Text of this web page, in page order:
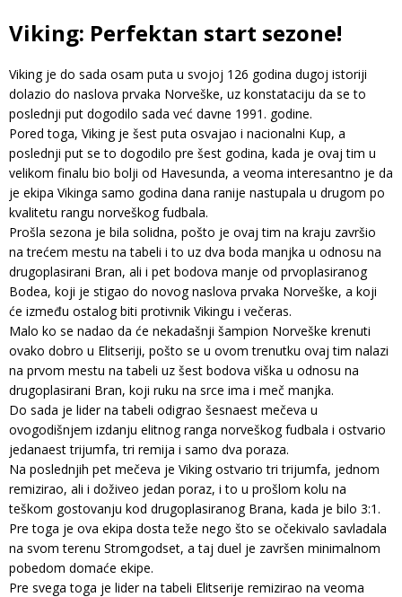
Viking: Perfektan start sezone!
Viking je do sada osam puta u svojoj 126 godina dugoj istoriji
dolazio do naslova prvaka Norveške, uz konstataciju da se to
poslednji put dogodilo sada već davne 1991. godine.
Pored toga, Viking je šest puta osvajao i nacionalni Kup, a
poslednji put se to dogodilo pre šest godina, kada je ovaj tim u
velikom finalu bio bolji od Havesunda, a veoma interesantno je da
je ekipa Vikinga samo godina dana ranije nastupala u drugom po
kvalitetu rangu norveškog fudbala.
Prošla sezona je bila solidna, pošto je ovaj tim na kraju završio
na trećem mestu na tabeli i to uz dva boda manjka u odnosu na
drugoplasirani Bran, ali i pet bodova manje od prvoplasiranog
Bodea, koji je stigao do novog naslova prvaka Norveške, a koji
će između ostalog biti protivnik Vikingu i večeras.
Malo ko se nadao da će nekadašnji šampion Norveške krenuti
ovako dobro u Elitseriji, pošto se u ovom trenutku ovaj tim nalazi
na prvom mestu na tabeli uz šest bodova viška u odnosu na
drugoplasirani Bran, koji ruku na srce ima i meč manjka.
Do sada je lider na tabeli odigrao šesnaest mečeva u
ovogodišnjem izdanju elitnog ranga norveškog fudbala i ostvario
jedanaest trijumfa, tri remija i samo dva poraza.
Na poslednjih pet mečeva je Viking ostvario tri trijumfa, jednom
remizirao, ali i doživeo jedan poraz, i to u prošlom kolu na
teškom gostovanju kod drugoplasiranog Brana, kada je bilo 3:1.
Pre toga je ova ekipa dosta teže nego što se očekivalo savladala
na svom terenu Stromgodset, a taj duel je završen minimalnom
pobedom domaće ekipe.
Pre svega toga je lider na tabeli Elitserije remizirao na veoma